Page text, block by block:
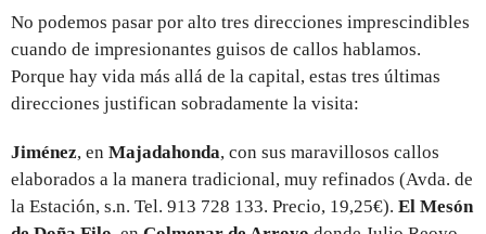
No podemos pasar por alto tres direcciones imprescindibles
cuando de impresionantes guisos de callos hablamos.
Porque hay vida más allá de la capital, estas tres últimas
direcciones justifican sobradamente la visita:
Jiménez, en Majadahonda, con sus maravillosos callos
elaborados a la manera tradicional, muy refinados (Avda. de
la Estación, s.n. Tel. 913 728 133. Precio, 19,25€). El Mesón